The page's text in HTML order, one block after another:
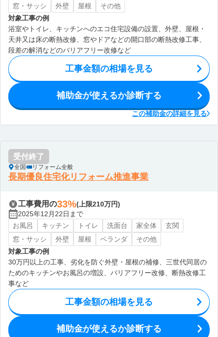
窓・サッシ 外壁 屋根
その他
対象工事の例
浴室やトイレ、キッチンへのエコ住宅設備の設置、外壁、屋根・
天井又は床の断熱改修、窓やドアなどの開口部の断熱改修工事、
段差の解消などのバリアフリー改修など
工事金額の相場を見る
補助金が使えるか診断する
この補助金の詳細を見る
受付終了
全国 リフォーム全般
長期優良住宅化リフォーム推進事業
工事費用の33%(上限210万円)
2025年12月22日まで
お風呂
キッチン トイレ 洗面台 家全体
玄関
窓・サッシ
外壁 屋根 ベランダ
その他
対象工事の例
30万円以上の工事、劣化を防ぐ外壁・屋根の補修、三世代同居の
ためのキッチンやお風呂の増設、バリアフリー改修、断熱改修工
事など
工事金額の相場を見る
補助金が使えるか診断する